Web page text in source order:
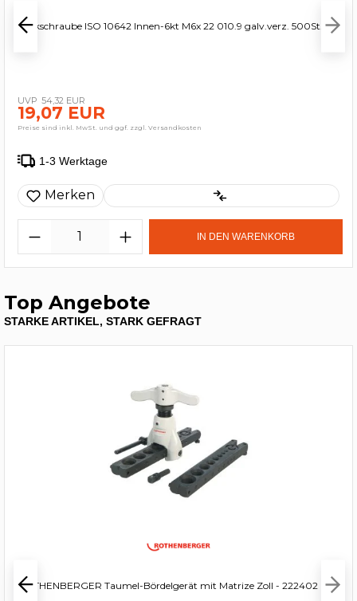
Senkschraube ISO 10642 Innen-6kt M6x 22 010.9 galv.verz. 500St.
54,32 EUR
19,07 EUR
Preise sind inkl. MwSt. und ggf. zzgl. Versandkosten
1-3 Werktage
Merken
IN DEN WARENKORB
Top Angebote
STARKE ARTIKEL, STARK GEFRAGT
ROTHENBERGER Taumel-Bördelgerät mit Matrize Zoll - 222402